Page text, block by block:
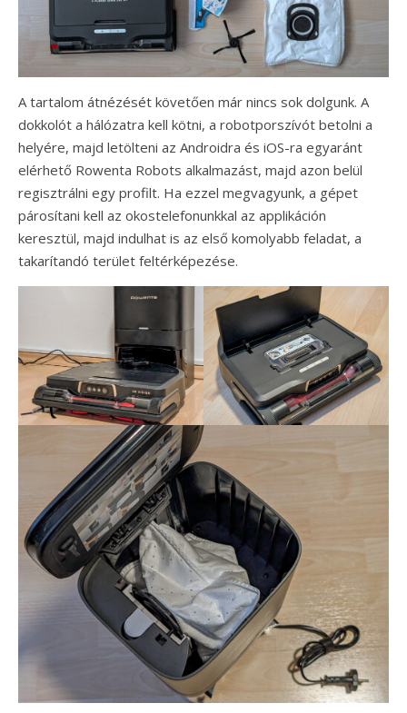
A tartalom átnézését követően már nincs sok dolgunk. A
dokkolót a hálózatra kell kötni, a robotporszívót betolni a
helyére, majd letölteni az Androidra és iOS-ra egyaránt
elérhető Rowenta Robots alkalmazást, majd azon belül
regisztrálni egy profilt. Ha ezzel megvagyunk, a gépet
párosítani kell az okostelefonunkkal az applikáción
keresztül, majd indulhat is az első komolyabb feladat, a
takarítandó terület feltérképezése.